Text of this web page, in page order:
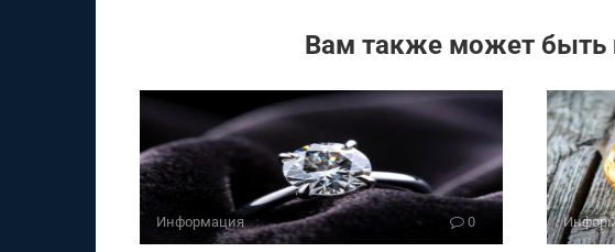
Вам также может быть
Информация 0